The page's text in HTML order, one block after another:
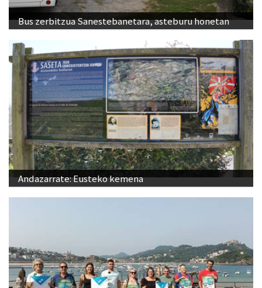
Bus zerbitzua Sanestebanetara, asteburu honetan
Andazarrate: Eusteko kemena